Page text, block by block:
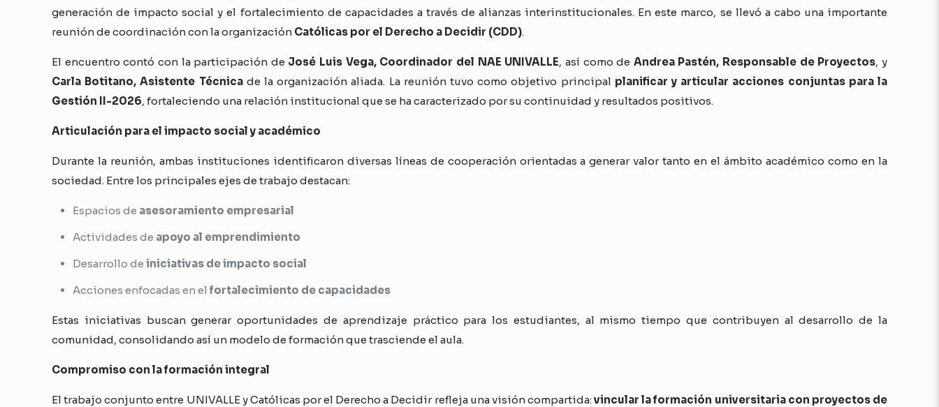
generación de impacto social y el fortalecimiento de capacidades a través de alianzas interinstitucionales. En este marco, se llevó a cabo una importante
reunión de coordinación con la organización Católicas por el Derecho a Decidir (CDD).
El encuentro contó con la participación de José Luis Vega, Coordinador del NAE UNIVALLE, así como de Andrea Pastén, Responsable de Proyectos, y
Carla Botitano, Asistente Técnicade la organización aliada. La reunión tuvo como objetivo principal planificar y articular acciones conjuntas para la
Gestión II-2026, fortaleciendo una relación institucional que se ha caracterizado por su continuidad y resultados positivos.
Articulación para el impacto social y académico
Durante la reunión, ambas instituciones identificaron diversas líneas de cooperación orientadas a generar valor tanto en el ámbito académico como en la
sociedad. Entre los principales ejes de trabajo destacan:
Espacios de asesoramiento empresarial
Actividades de apoyo al emprendimiento
Desarrollo de iniciativas de impacto social
Acciones enfocadas en el fortalecimiento de capacidades
Estas iniciativas buscan generar oportunidades de aprendizaje práctico para los estudiantes, al mismo tiempo que contribuyen al desarrollo de la
comunidad, consolidando así un modelo de formación que trasciende el aula.
Compromiso con la formación integral
El trabajo conjunto entre UNIVALLE y Católicas por el Derecho a Decidir refleja una visión compartida:vincular la formación universitaria con proyectos de